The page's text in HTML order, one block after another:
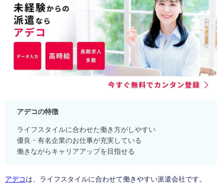
アデコの特徴
ライフスタイルに合わせた働き方がしやすい
優良・有名企業のお仕事が充実している
働きながらキャリアアップを目指せる
アデコ は、ライフスタイルに合わせて働きやすい派遣会社です。